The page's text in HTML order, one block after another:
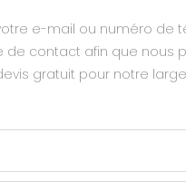
e-mail ou numéro de
de contact afin que nous
gratuit pour notre